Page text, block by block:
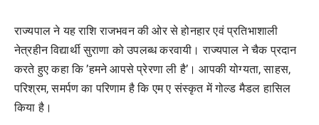
राज्यपाल ने यह राशि राजभवन की ओर से होनहार एवं प्रतिभाशाली
नेत्रहीन विद्यार्थी सुराणा को उपलब्ध करवायी। राज्यपाल ने चैक प्रदान
करते हुए कहा कि ’हमने आपसे प्रेरणा ली है’। आपकी योग्यता, साहस,
परिश्रम, समर्पण का परिणाम है कि एम ए संस्कृत में गोल्ड मैडल हासिल
किया है।